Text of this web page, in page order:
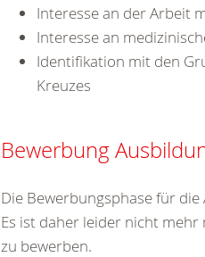
Interesse an der Arbeit
Interesse an
Identifikation mit den
Kreuzes
Bewerbung
Die Bewerbungsphase für
Es ist daher leider nicht
zu bewerben.